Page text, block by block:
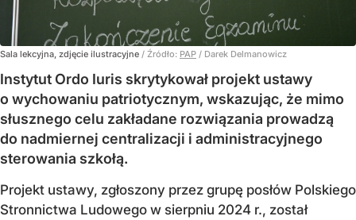
Sala lekcyjna, zdjęcie ilustracyjne / Źródło: PAP / Darek Delmanowicz
Instytut Ordo Iuris skrytykował projekt ustawy
o wychowaniu patriotycznym, wskazując, że mimo
słusznego celu zakładane rozwiązania prowadzą
do nadmiernej centralizacji i administracyjnego
sterowania szkołą.
Projekt ustawy, zgłoszony przez grupę posłów Polskiego
Stronnictwa Ludowego w sierpniu 2024 r., został